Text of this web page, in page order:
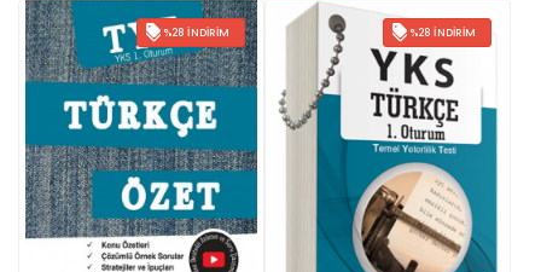
%28 İNDIRIM %28 İNDIRIM